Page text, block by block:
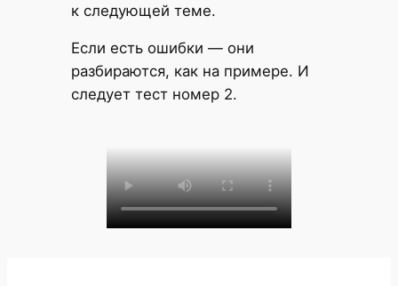
к следующей теме.
Если есть ошибки — они
разбираются, как на примере. И
следует тест номер 2.